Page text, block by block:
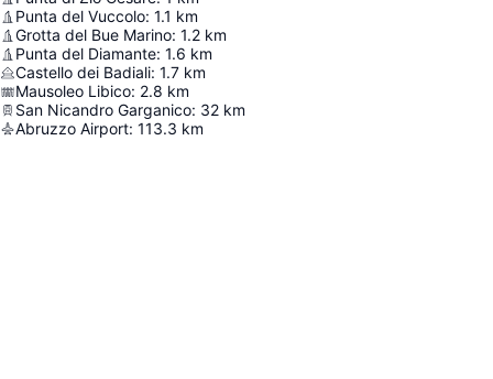
Punta del Vuccolo: 1.1 km
Grotta del Bue Marino: 1.2 km
Punta del Diamante: 1.6 km
Castello dei Badiali: 1.7 km
Mausoleo Libico: 2.8 km
San Nicandro Garganico: 32 km
Abruzzo Airport: 113.3 km